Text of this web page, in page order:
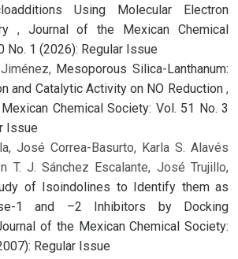
Using Molecular Electron
, Journal of the Mexican Chemical
No. 1 (2026): Regular Issue
Mesoporous Silica-Lanthanum:
and Catalytic Activity on NO Reduction ,
Chemical Society: Vol. 51 No. 3
Issue
José Correa-Basurto, Karla S. Alavés
T. J. Sánchez Escalante, José Trujillo,
of Isoindolines to Identify them as
1 and –2 Inhibitors by Docking
of the Mexican Chemical Society:
Regular Issue